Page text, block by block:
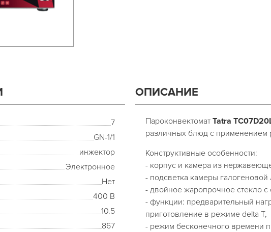
7
GN-1/1
инжектор
Электронное
Нет
400 В
10.5
867
ОПИСАНИЕ
Пароконвектомат Tatra
различных блюд с применением
Конструктивные особенности:
- корпус и камера из
- подсветка камеры галогеновой
- двойное жаропрочное стекло с
- функции: предварительный
приготовление в режиме delta T,
- режим бесконечного времени